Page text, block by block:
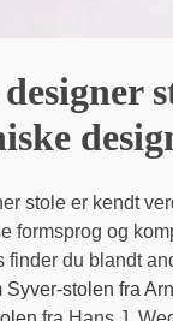
stole er kendt
formsprog og
finder du blandt
Syver-stolen fra